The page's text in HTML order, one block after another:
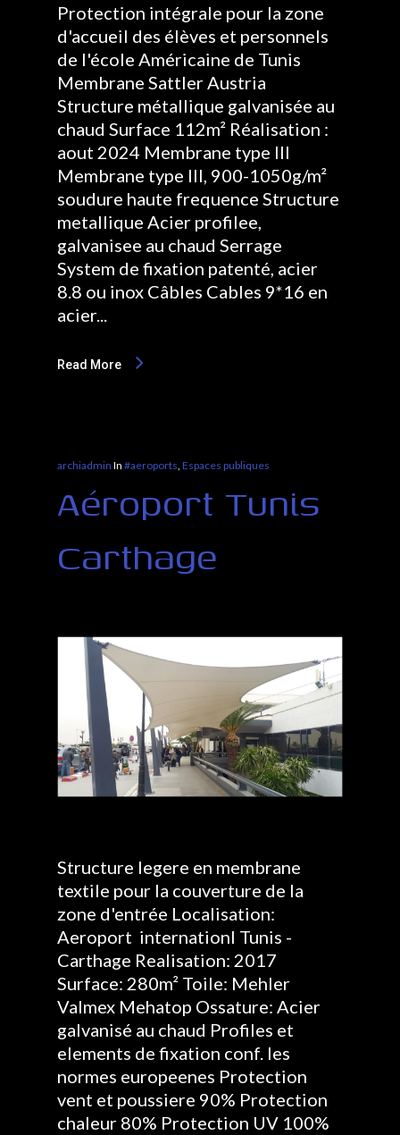
Protection intégrale pour la zone
d'accueil des élèves et personnels
de l'école Américaine de Tunis
Membrane Sattler Austria
Structure métallique galvanisée au
chaud Surface 112m² Réalisation :
aout 2024 Membrane type III
Membrane type III, 900-1050g/m²
soudure haute frequence Structure
metallique Acier profilee,
galvanisee au chaud Serrage
System de fixation patenté, acier
8.8 ou inox Câbles Cables 9*16 en
acier...
Read More
archiadmin In #aeroports Espaces publiques
Aéroport Tunis
Carthage
Structure legere en membrane
textile pour la couverture de la
zone d'entrée Localisation:
Aeroport internationl Tunis -
Carthage Realisation: 2017
Surface: 280m² Toile: Mehler
Valmex Mehatop Ossature: Acier
galvanisé au chaud Profiles et
elements de fixation conf. les
normes europeenes Protection
vent et poussiere 90% Protection
chaleur 80% Protection UV 100%